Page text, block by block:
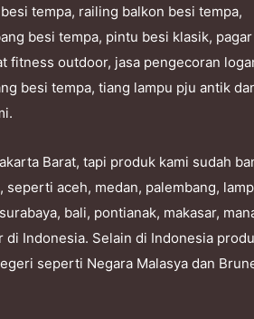
tempa, railing balkon besi tempa,
besi tempa, pintu besi klasik, pagar
fitness outdoor, jasa pengecoran
besi tempa, tiang lampu pju antik
Barat, tapi produk kami sudah
seperti aceh, medan, palembang,
bali, pontianak, makasar,
di Indonesia. Selain di Indonesia
seperti Negara Malasya dan